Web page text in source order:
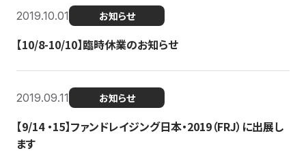
2019.10.01 お知らせ
【10/8-10/10】臨時休業のお知らせ
2019.09.11 お知らせ
【9/14 ・15】ファンドレイジング日本・2019（FRJ）に出展し
ます